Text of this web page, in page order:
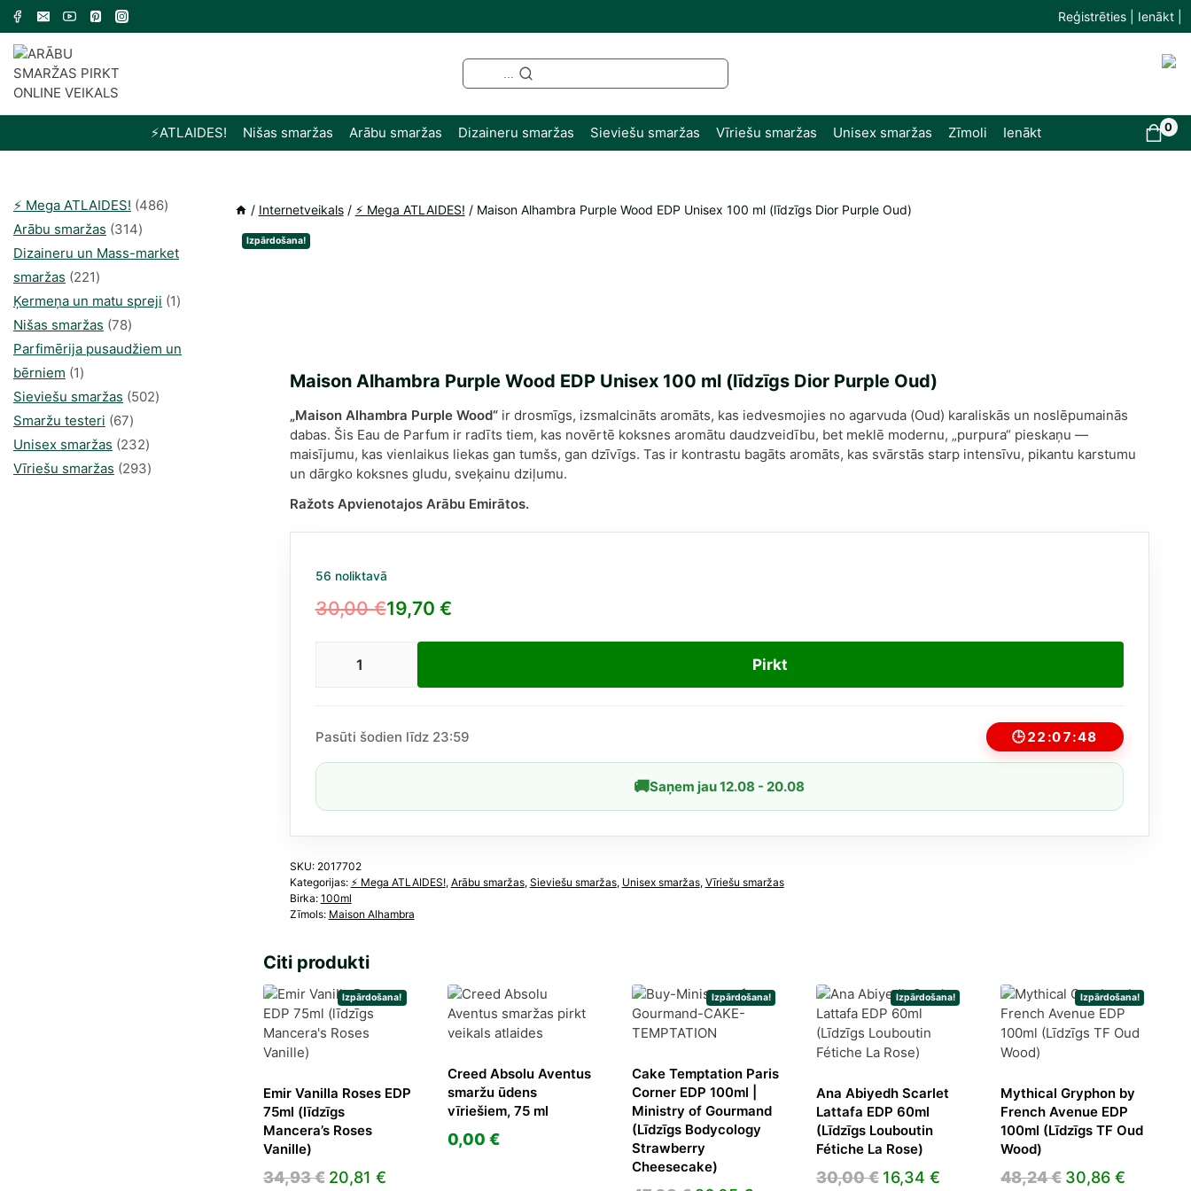
Skip
content
Reģistrēties | Ienākt |
⚡️ATLAIDES! Nišas smaržas Arābu smaržas Dizaineru smaržas Sieviešu smaržas Vīriešu smaržas Unisex smaržas Zīmoli Ienākt 0
/ Internetveikals / ⚡️ Mega ATLAIDES! / Maison Alhambra Purple Wood EDP Unisex 100 ml (līdzīgs Dior Purple Oud)
Izpārdošana!
Maison Alhambra Purple Wood EDP Unisex 100 ml (līdzīgs Dior Purple Oud)
„Maison Alhambra Purple Wood“ir drosmīgs, izsmalcināts aromāts, kas iedvesmojies no agarvuda (Oud) karaliskās un noslēpumainās
dabas. Šis Eau de Parfum ir radīts tiem, kas novērtē koksnes aromātu daudzveidību, bet meklē modernu, „purpura“ pieskaņu —
maisījumu, kas vienlaikus liekas gan tumšs, gan dzīvīgs. Tas ir kontrastu bagāts aromāts, kas svārstās starp intensīvu, pikantu karstumu
un dārgko koksnes gludu, sveķainu dziļumu.
Ražots Apvienotajos Arābu Emirātos.
56 noliktavā
30,00€
Original
19,70 €
Current
Alhambra
Wood
ml
Oud)
daudzums
Pirkt
Pasūti šodien līdz 23:59 🕒22:07:48
🚚Saņem jau 12.08 - 20.08
SKU: 2017702
Kategorijas: ⚡️ Mega ATLAIDES!, Arābu smaržas, Sieviešu smaržas, Unisex smaržas, Vīriešu smaržas
Birka: 100ml
Zīmols: Maison Alhambra
Citi produkti
Izpārdošana!
Emir Vanilla Roses EDP
75ml (līdzīgs
Mancera’s Roses
Vanille)
34,93€ Original
20,81 €Current
Creed Absolu Aventus
smaržu ūdens
vīriešiem, 75 ml
0,00 €
Izpārdošana!
Cake Temptation Paris
Corner EDP 100ml |
Ministry of Gourmand
(Līdzīgs Bodycology
Strawberry
Cheesecake)
Izpārdošana!
Ana Abiyedh Scarlet
Lattafa EDP 60ml
(Līdzīgs Louboutin
Fétiche La Rose)
30,00€ Original
16,34 €Current
Izpārdošana!
Mythical Gryphon by
French Avenue EDP
100ml (Līdzīgs TF Oud
Wood)
48,24€ Original
30,86 €Current
⚡️ Mega ATLAIDES! 486486
Arābu smaržas 314314
produkti
Dizaineru un Mass-market
smaržas 221221
produkts
Ķermeņa un matu spreji 11
Nišas smaržas 7878
produkts
Parfimērija pusaudžiem un
bērniem 11
produkti
Sieviešu smaržas 502502
Smaržu testeri 6767
produkts
Unisex smaržas 232232
produkts
Vīriešu smaržas 293293